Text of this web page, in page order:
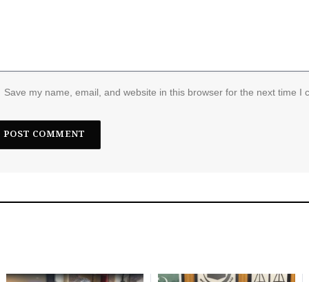
Save my name, email, and website in this browser for the next time I